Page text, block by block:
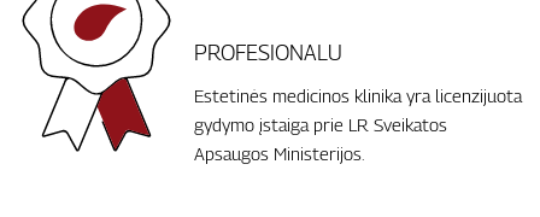
PROFESIONALU
Estetinės medicinos klinika yra licenzijuota
gydymo įstaiga prie LR Sveikatos
Apsaugos Ministerijos.